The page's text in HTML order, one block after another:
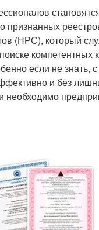
признанных
(НРС), который
если не знать, с
и без